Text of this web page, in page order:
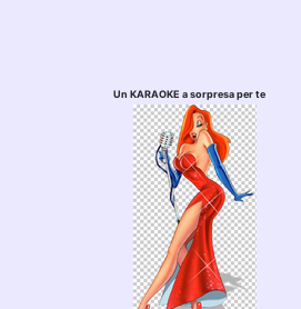
Un KARAOKE a sorpresa per te